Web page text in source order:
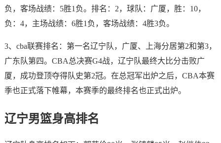
负，客场战绩：5胜1负。排名：2，球队：广厦，胜：10，
负：4，主场战绩：6胜1负，客场战绩：4胜3负。
3、cba联赛排名：第一名辽宁队，广厦、上海分居第2和第3，
广东队第四。CBA总决赛G4战，辽宁队最终大比分击败广
厦，成功登顶夺得队史第2冠。在总冠军出炉之后，CBA本赛
季也正式落下帷幕，本赛季的最终排名也正式出炉。
辽宁男篮身高排名